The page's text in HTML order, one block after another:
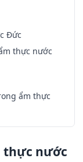
Đức
thực nước
ẩm thực
thực nước